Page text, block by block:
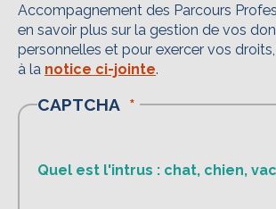
Accompagnement des Parcours
en savoir plus sur la gestion de vos
personnelles et pour exercer vos
à la notice ci-jointe.
CAPTCHA
Quel est l'intrus : chat, chien,